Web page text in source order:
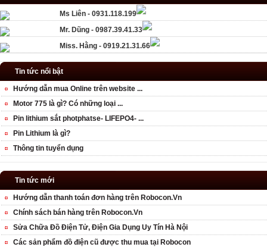
Ms Liên - 0931.118.199
Mr. Dũng - 0987.39.41.33
Miss. Hằng - 0919.21.31.66
Tin tức nổi bật
Hướng dẫn mua Online trên website ...
Motor 775 là gì? Có những loại ...
Pin lithium sắt photphatse- LIFEPO4- ...
Pin Lithium là gì?
Thông tin tuyển dụng
Tin tức mới
Hướng dẫn thanh toán đơn hàng trên Robocon.Vn
Chính sách bán hàng trên Robocon.Vn
Sửa Chữa Đồ Điện Tử, Điện Gia Dụng Uy Tín Hà Nội
Các sản phẩm đồ điện cũ được thu mua tại Robocon